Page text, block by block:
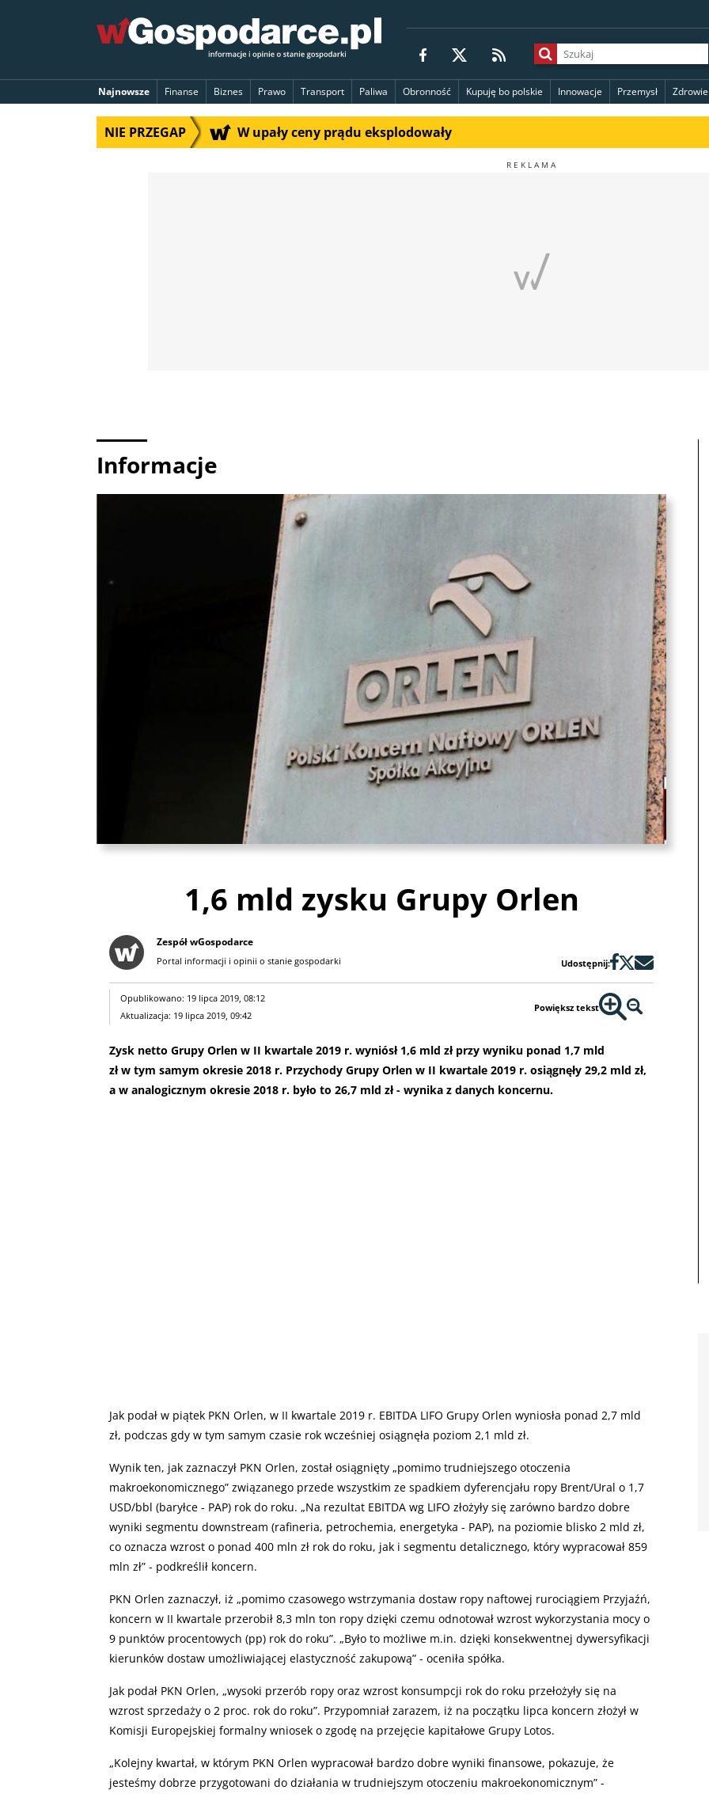
Najnowsze Finanse Biznes Prawo Transport Paliwa Obronność Kupuję bo polskie Innowacje Przemysł Zdrowie
NIE PRZEGAP W upały ceny prądu eksplodowały
Informacje
1,6 mld zysku Grupy Orlen
Zespół wGospodarce
Portal informacji i opinii o stanie gospodarki Udostępnij:
Opublikowano: 19 lipca 2019, 08:12
Aktualizacja: 19 lipca 2019, 09:42
Powiększ tekst
Zysk netto Grupy Orlen w II kwartale 2019 r. wyniósł 1,6 mld zł przy wyniku ponad 1,7 mld
zł w tym samym okresie 2018 r. Przychody Grupy Orlen w II kwartale 2019 r. osiągnęły 29,2 mld zł,
a w analogicznym okresie 2018 r. było to 26,7 mld zł - wynika z danych koncernu.
Jak podał w piątek PKN Orlen, w II kwartale 2019 r. EBITDA LIFO Grupy Orlen wyniosła ponad 2,7 mld
zł, podczas gdy w tym samym czasie rok wcześniej osiągnęła poziom 2,1 mld zł.
Wynik ten, jak zaznaczył PKN Orlen, został osiągnięty „pomimo trudniejszego otoczenia
makroekonomicznego” związanego przede wszystkim ze spadkiem dyferencjału ropy Brent/Ural o 1,7
USD/bbl (baryłce - PAP) rok do roku. „Na rezultat EBITDA wg LIFO złożyły się zarówno bardzo dobre
wyniki segmentu downstream (rafineria, petrochemia, energetyka - PAP), na poziomie blisko 2 mld zł,
co oznacza wzrost o ponad 400 mln zł rok do roku, jak i segmentu detalicznego, który wypracował 859
mln zł” - podkreślił koncern.
PKN Orlen zaznaczył, iż „pomimo czasowego wstrzymania dostaw ropy naftowej rurociągiem Przyjaźń,
koncern w II kwartale przerobił 8,3 mln ton ropy dzięki czemu odnotował wzrost wykorzystania mocy o
9 punktów procentowych (pp) rok do roku”. „Było to możliwe m.in. dzięki konsekwentnej dywersyfikacji
kierunków dostaw umożliwiającej elastyczność zakupową” - oceniła spółka.
Jak podał PKN Orlen, „wysoki przerób ropy oraz wzrost konsumpcji rok do roku przełożyły się na
wzrost sprzedaży o 2 proc. rok do roku”. Przypomniał zarazem, iż na początku lipca koncern złożył w
Komisji Europejskiej formalny wniosek o zgodę na przejęcie kapitałowe Grupy Lotos.
„Kolejny kwartał, w którym PKN Orlen wypracował bardzo dobre wyniki finansowe, pokazuje, że
jesteśmy dobrze przygotowani do działania w trudniejszym otoczeniu makroekonomicznym” -